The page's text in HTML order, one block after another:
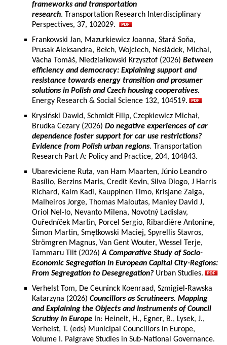
frameworks and transportation
research. Transportation Research Interdisciplinary
Perspectives, 37, 102029.
Frankowski Jan, Mazurkiewicz Joanna, Stará Soňa,
Prusak Aleksandra, Bełch, Wojciech, Nesládek, Michal,
Vácha Tomáš, Niedziałkowski Krzysztof (2026) Between
efficiency and democracy: Explaining support and
resistance towards energy transition and prosumer
solutions in Polish and Czech housing cooperatives.
Energy Research & Social Science 132, 104519.
Krysiński Dawid, Schmidt Filip, Czepkiewicz Michał,
Brudka Cezary (2026) Do negative experiences of car
dependence foster support for car use restrictions?
Evidence from Polish urban regions. Transportation
Research Part A: Policy and Practice, 204, 104843.
Ubareviciene Ruta, van Ham Maarten, Júnio Leandro
Basílio, Berzins Maris, Credit Kevin, Silva Diogo, J Harris
Richard, Kalm Kadi, Kauppinen Timo, Krisjane Zaiga,
Malheiros Jorge, Thomas Maloutas, Manley David J,
Oriol Nel-lo, Nevanto Milena, Novotný Ladislav,
Ouředníček Martin, Porcel Sergio, Ribardière Antonine,
Šimon Martin, Smętkowski Maciej, Spyrellis Stavros,
Strömgren Magnus, Van Gent Wouter, Wessel Terje,
Tammaru Tiit (2026)A Comparative Study of Socio-
Economic Segregation in European Capital City-Regions:
From Segregation to Desegregation? Urban Studies.
Verhelst Tom, De Ceuninck Koenraad, Szmigiel-Rawska
Katarzyna (2026) Councillors as Scrutineers. Mapping
and Explaining the Objects and Instruments of Council
Scrutiny in Europe In: Heinelt, H., Egner, B., Lysek, J.,
Verhelst, T. (eds) Municipal Councillors in Europe,
Volume I. Palgrave Studies in Sub-National Governance.